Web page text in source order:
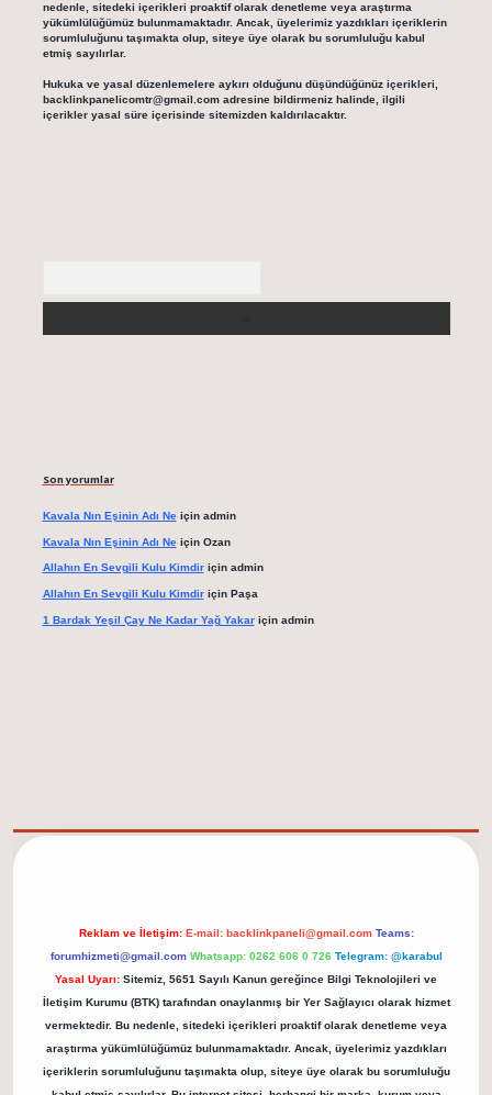
nedenle, sitedeki içerikleri proaktif olarak denetleme veya araştırma
yükümlülüğümüz bulunmamaktadır. Ancak, üyelerimiz yazdıkları içeriklerin
sorumluluğunu taşımakta olup, siteye üye olarak bu sorumluluğu kabul
etmiş sayılırlar.
Hukuka ve yasal düzenlemelere aykırı olduğunu düşündüğünüz içerikleri,
backlinkpanelicomtr@gmail.comadresine bildirmeniz halinde, ilgili
içerikler yasal süre içerisinde sitemizden kaldırılacaktır.
Son yorumlar
Kavala Nın Eşinin Adı Neiçin admin
Kavala Nın Eşinin Adı Neiçin Ozan
Allahın En Sevgili Kulu Kimdiriçin admin
Allahın En Sevgili Kulu Kimdiriçin Paşa
1 Bardak Yeşil Çay Ne Kadar Yağ Yakariçin admin
Reklam ve İletişim: E-mail: backlinkpaneli@gmail.com Teams:
forumhizmeti@gmail.com Whatsapp: 0262 606 0 726 Telegram: @karabul
Yasal Uyarı: Sitemiz, 5651 Sayılı Kanun gereğince Bilgi Teknolojileri ve
İletişim Kurumu (BTK) tarafından onaylanmış bir Yer Sağlayıcı olarak hizmet
vermektedir. Bu nedenle, sitedeki içerikleri proaktif olarak denetleme veya
araştırma yükümlülüğümüz bulunmamaktadır. Ancak, üyelerimiz yazdıkları
içeriklerin sorumluluğunu taşımakta olup, siteye üye olarak bu sorumluluğu